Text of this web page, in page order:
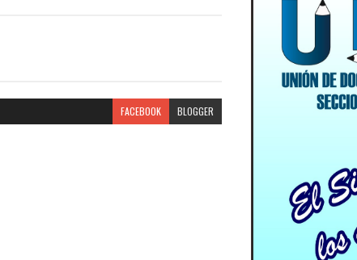
FACEBOOK BLOGGER